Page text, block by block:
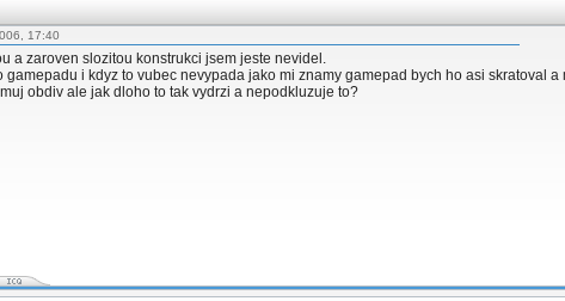
17:40
a zaroven slozitou konstrukci jsem jeste nevidel.
gamepadu i kdyz to vubec nevypada jako mi znamy gamepad bych ho asi skratoval
obdiv ale jak dloho to tak vydrzi a nepodkluzuje to?